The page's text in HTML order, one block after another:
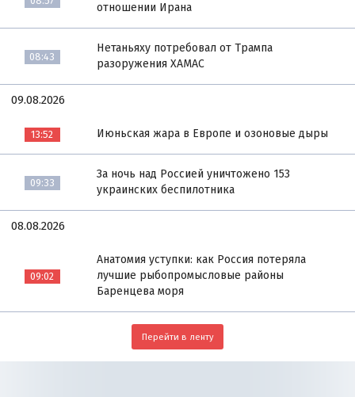
отношении Ирана
08:43
Нетаньяху потребовал от Трампа
разоружения ХАМАС
09.08.2026
13:52 Июньская жара в Европе и озоновые дыры
09:33
За ночь над Россией уничтожено 153
украинских беспилотника
08.08.2026
09:02
Анатомия уступки: как Россия потеряла
лучшие рыбопромысловые районы
Баренцева моря
Перейти в ленту